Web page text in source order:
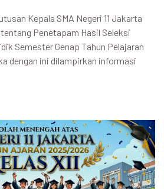
Kepala SMA Negeri 11 Jakarta
Penetapam Hasil Seleksi
Semester Genap Tahun Pelajaran
dengan ini dilampirkan informasi